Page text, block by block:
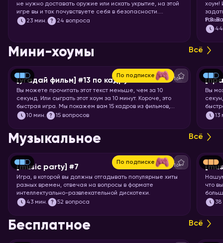
не нужно доставать оружие или искать укрытие, на этой
игре вы и так почувствуете себя в безопасности.
Спросим вас про все 11 сезонов сериала, так что
23 мин. 24 вопроса
хоум!
P.S.
44
Мини-хоумы Всё
По подписке
[угадай фильм] #13 по кадру 16+
Вы можете прочитать этот текст меньше, чем за 10
секунд. Или сыграть этот хоум за 10 минут. Короче, это
быстрая игра. Мы покажем вам 15 кадров из фильмов,
мультфильмов и аниме, а ваша задача – угадать, откуда
10 мин. 15 вопросов
Вы
13
Музыкальное Всё
По подписке
[music party] #7 16+
Игра, в которой вы должны отгадывать популярные хиты
разных времен, отвечая на вопросы в формате
интеллектуально-развлекательной дискотеки.
43 мин. 52 вопроса
что
38
Бесплатное Всё